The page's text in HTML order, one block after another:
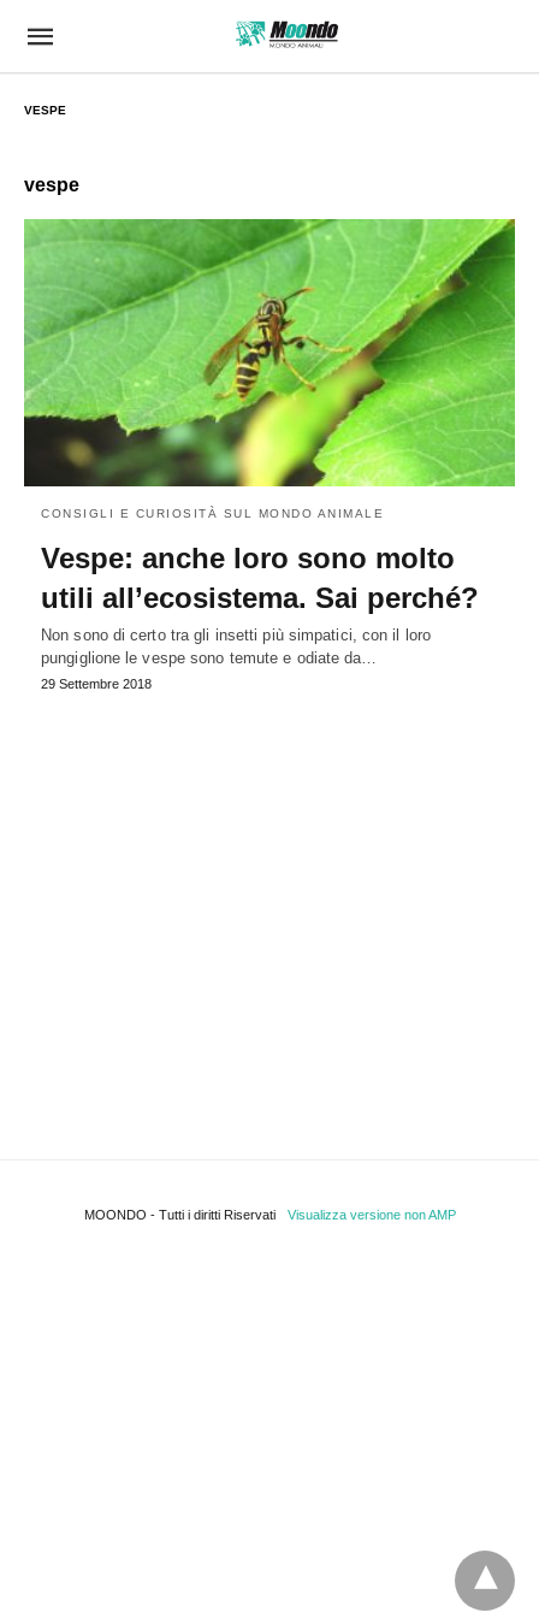
VESPE
vespe
CONSIGLI E CURIOSITÀ SUL MONDO ANIMALE
Vespe: anche loro sono molto
utili all’ecosistema. Sai perché?
Non sono di certo tra gli insetti più simpatici, con il loro
pungiglione le vespe sono temute e odiate da…
29 Settembre 2018
MOONDO - Tutti i diritti Riservati Visualizza versione non AMP